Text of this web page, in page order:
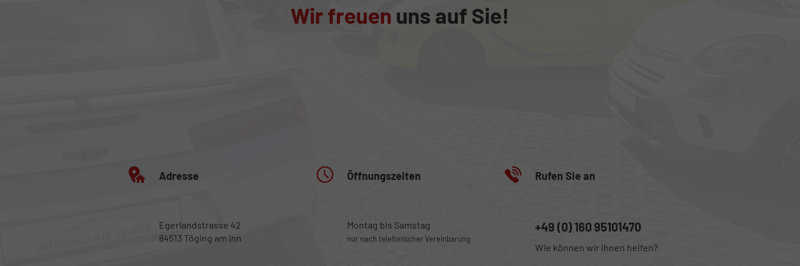
Wir freuen uns auf Sie!
Adresse
Egerlandstrasse 42
84513 Töging am Inn
Öffnungszeiten
Montag bis Samstag
nur nach telefonischer Vereinbarung
Rufen Sie an
+49 (0) 160 95101470
Wie können wir Ihnen helfen?